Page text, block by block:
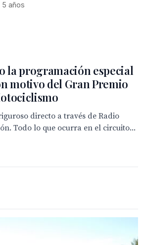
5 años
la programación especial
motivo del Gran Premio
directo a través de Radio
Todo lo que ocurra en el circuito...